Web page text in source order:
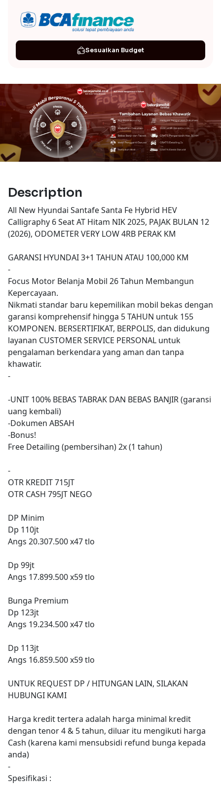
Sesuaikan Budget
Description
All New Hyundai Santafe Santa Fe Hybrid HEV
Calligraphy 6 Seat AT Hitam NIK 2025, PAJAK BULAN 12
(2026), ODOMETER VERY LOW 4RB PERAK KM
GARANSI HYUNDAI 3+1 TAHUN ATAU 100,000 KM
-
Focus Motor Belanja Mobil 26 Tahun Membangun
Kepercayaan.
Nikmati standar baru kepemilikan mobil bekas dengan
garansi komprehensif hingga 5 TAHUN untuk 155
KOMPONEN. BERSERTIFIKAT, BERPOLIS, dan didukung
layanan CUSTOMER SERVICE PERSONAL untuk
pengalaman berkendara yang aman dan tanpa
khawatir.
-
-UNIT 100% BEBAS TABRAK DAN BEBAS BANJIR (garansi
uang kembali)
-Dokumen ABSAH
-Bonus!
Free Detailing (pembersihan) 2x (1 tahun)
-
OTR KREDIT 715JT
OTR CASH 795JT NEGO
DP Minim
Dp 110jt
Angs 20.307.500 x47 tlo
Dp 99jt
Angs 17.899.500 x59 tlo
Bunga Premium
Dp 123jt
Angs 19.234.500 x47 tlo
Dp 113jt
Angs 16.859.500 x59 tlo
UNTUK REQUEST DP / HITUNGAN LAIN, SILAKAN
HUBUNGI KAMI
Harga kredit tertera adalah harga minimal kredit
dengan tenor 4 & 5 tahun, diluar itu mengikuti harga
Cash (karena kami mensubsidi refund bunga kepada
anda)
-
Spesifikasi :